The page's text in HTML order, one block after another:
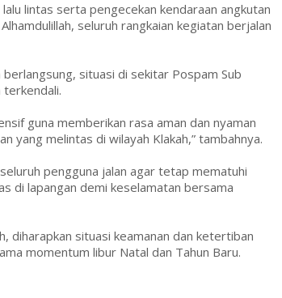
lintas serta pengecekan kendaraan angkutan
seluruh rangkaian kegiatan berjalan
situasi di sekitar Pospam Sub
terkendali.
guna memberikan rasa aman dan nyaman
yang melintas di wilayah Klakah,” tambahnya.
pengguna jalan agar tetap mematuhi
di lapangan demi keselamatan bersama
diharapkan situasi keamanan dan ketertiban
momentum libur Natal dan Tahun Baru.